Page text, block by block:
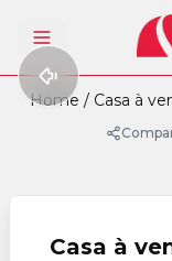
Abrir menu
Home / Casa à
Casa à